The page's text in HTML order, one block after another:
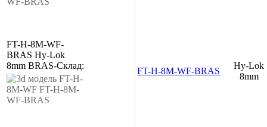
FT-H-8M-WF-
BRAS Hy-Lok
8mm BRAS-Склад:
FT-H-8M-WF-BRAS
Hy-Lok
8mm